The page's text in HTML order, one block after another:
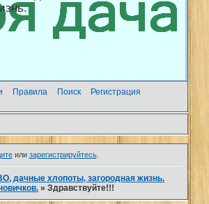
Правила Поиск
Регистрация
или зарегистрируйтесь.
дачные хлопоты, загородная жизнь.
»Здравствуйте!!!